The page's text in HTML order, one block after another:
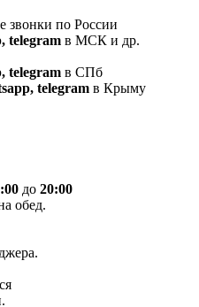
звонки по России
telegram в МСК и др.
telegram в СПб
telegram в Крыму
до 20:00
обед.